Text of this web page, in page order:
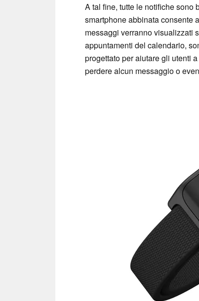
A tal fine, tutte le notifiche sono
smartphone abbinata consente
messaggi verranno visualizzati
appuntamenti del calendario,
progettato per aiutare gli utenti
perdere alcun messaggio o